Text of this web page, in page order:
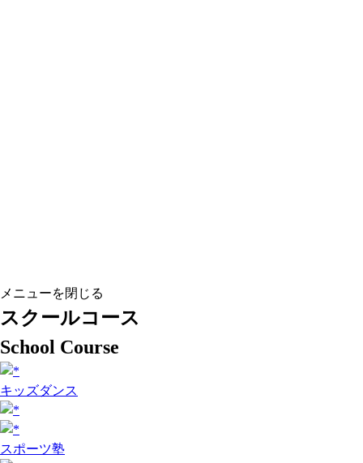
メニューを閉じる
スクールコース
School Course
キッズダンス
スポーツ塾